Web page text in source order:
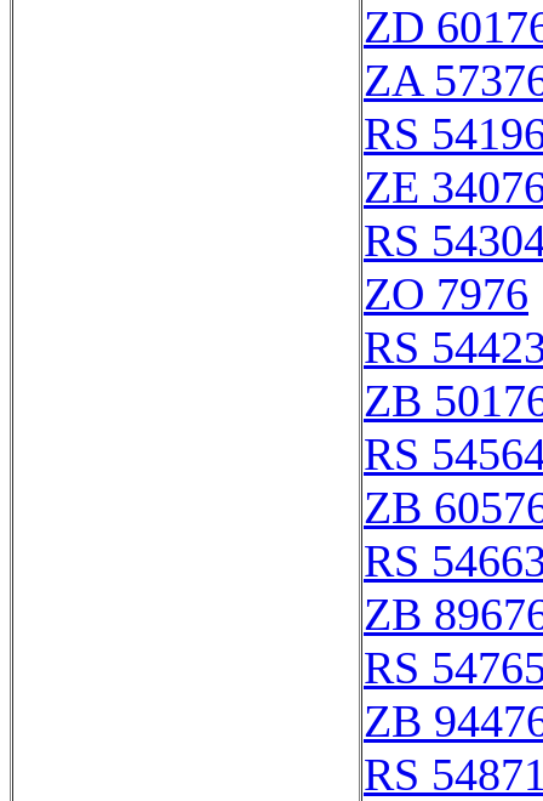
ZD
ZA
RS
ZE
RS
ZO 7976
RS
ZB
RS
ZB
RS
ZB
RS
ZB
RS